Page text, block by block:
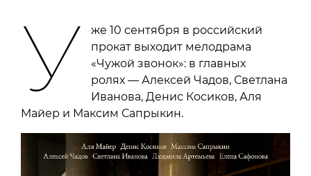
У
же 10 сентября в российский
прокат выходит мелодрама
«Чужой звонок»: в главных
ролях — Алексей Чадов, Светлана
Иванова, Денис Косиков, Аля
Майер и Максим Сапрыкин.